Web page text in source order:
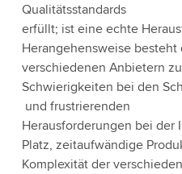
Qualitätsstandards
erfüllt; ist eine echte
Herangehensweise
verschiedenen Anbietern
Schwierigkeiten bei den
und frustrierenden
Herausforderungen bei
Platz, zeitaufwändige
Komplexität der